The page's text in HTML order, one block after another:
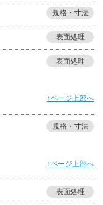
規格・寸法
表面処理
表面処理
↑ページ上部へ
規格・寸法
↑ページ上部へ
表面処理